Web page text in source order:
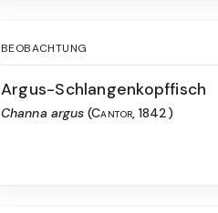
BEOBACHTUNG
Argus-Schlangenkopffisch
Channa argus (Cantor, 1842)